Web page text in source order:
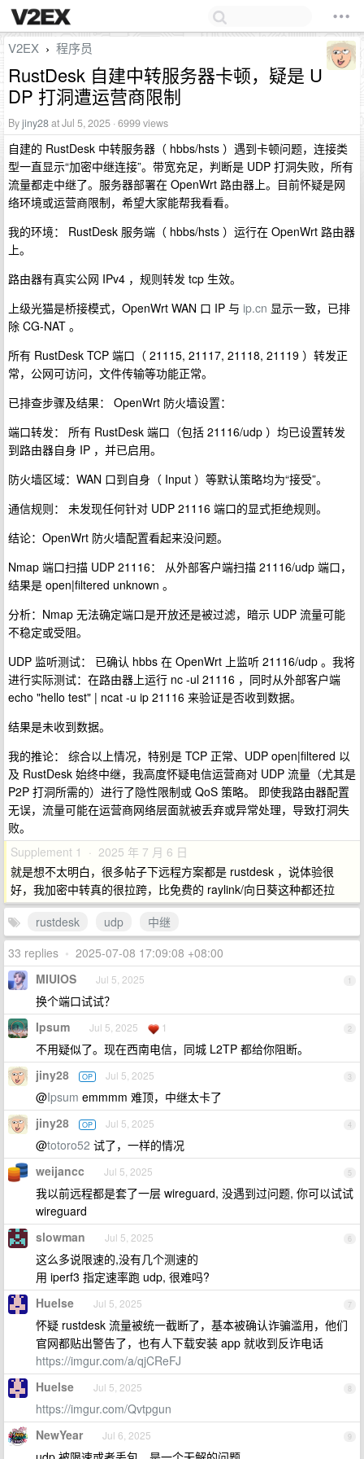
V2EX › 程序员
RustDesk 自建中转服务器卡顿，疑是 U
DP 打洞遭运营商限制
Byjiny28at Jul 5, 2025 · 6999 views
自建的 RustDesk 中转服务器（ hbbs/hsts ）遇到卡顿问题，连接类
型一直显示“加密中继连接”。带宽充足，判断是 UDP 打洞失败，所有
流量都走中继了。服务器部署在 OpenWrt 路由器上。目前怀疑是网
络环境或运营商限制，希望大家能帮我看看。
我的环境： RustDesk 服务端（ hbbs/hsts ）运行在 OpenWrt 路由器
上。
路由器有真实公网 IPv4 ，规则转发 tcp 生效。
上级光猫是桥接模式，OpenWrt WAN 口 IP 与 ip.cn 显示一致，已排
除 CG-NAT 。
所有 RustDesk TCP 端口（ 21115, 21117, 21118, 21119 ）转发正
常，公网可访问，文件传输等功能正常。
已排查步骤及结果： OpenWrt 防火墙设置：
端口转发： 所有 RustDesk 端口（包括 21116/udp ）均已设置转发
到路由器自身 IP ，并已启用。
防火墙区域：WAN 口到自身（ Input ）等默认策略均为“接受”。
通信规则： 未发现任何针对 UDP 21116 端口的显式拒绝规则。
结论：OpenWrt 防火墙配置看起来没问题。
Nmap 端口扫描 UDP 21116： 从外部客户端扫描 21116/udp 端口，
结果是 open|filtered unknown 。
分析：Nmap 无法确定端口是开放还是被过滤，暗示 UDP 流量可能
不稳定或受阻。
UDP 监听测试： 已确认 hbbs 在 OpenWrt 上监听 21116/udp 。我将
进行实际测试：在路由器上运行 nc -ul 21116 ，同时从外部客户端
echo "hello test" | ncat -u ip 21116 来验证是否收到数据。
结果是未收到数据。
我的推论： 综合以上情况，特别是 TCP 正常、UDP open|filtered 以
及 RustDesk 始终中继，我高度怀疑电信运营商对 UDP 流量（尤其是
P2P 打洞所需的）进行了隐性限制或 QoS 策略。 即使我路由器配置
无误，流量可能在运营商网络层面就被丢弃或异常处理，导致打洞失
败。
Supplement 1 · 2025 年 7 月 6 日
就是想不太明白，很多帖子下远程方案都是 rustdesk ，说体验很
好，我加密中转真的很拉跨，比免费的 raylink/向日葵这种都还拉
rustdesk
udp
中继
33 replies • 2025-07-08 17:09:08 +08:00
1
MIUIOS Jul 5, 2025
换个端口试试？
2
Ipsum Jul 5, 2025 1
不用疑似了。现在西南电信，同城 L2TP 都给你阻断。
3
jiny28 OP Jul 5, 2025
@Ipsum emmmm 难顶，中继太卡了
4
jiny28 OP Jul 5, 2025
@totoro52 试了，一样的情况
5
weijancc Jul 5, 2025
我以前远程都是套了一层 wireguard, 没遇到过问题, 你可以试试
wireguard
6
slowman Jul 5, 2025
这么多说限速的,没有几个测速的
用 iperf3 指定速率跑 udp, 很难吗?
7
Huelse Jul 5, 2025
怀疑 rustdesk 流量被统一截断了，基本被确认诈骗滥用，他们
官网都贴出警告了，也有人下载安装 app 就收到反诈电话
https://imgur.com/a/qjCReFJ
8
Huelse Jul 5, 2025
https://imgur.com/Qvtpgun
9
NewYear Jul 6, 2025